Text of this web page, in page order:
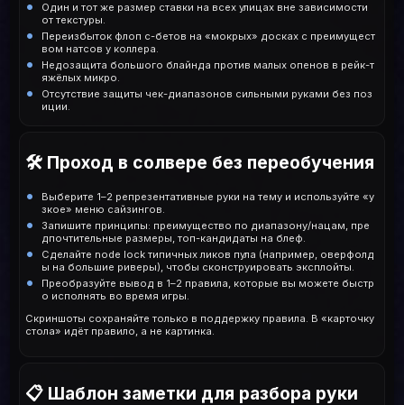
Один и тот же размер ставки на всех улицах вне зависимости
от текстуры.
Переизбыток флоп c-бетов на «мокрых» досках с преимущест
вом натсов у коллера.
Недозащита большого блайнда против малых опенов в рейк-т
яжёлых микро.
Отсутствие защиты чек-диапазонов сильными руками без поз
иции.
🛠️ Проход в солвере без переобучения
Выберите 1–2 репрезентативные руки на тему и используйте «у
зкое» меню сайзингов.
Запишите принципы: преимущество по диапазону/нацам, пре
дпочтительные размеры, топ-кандидаты на блеф.
Сделайте node lock типичных ликов пула (например, оверфолд
ы на большие риверы), чтобы сконструировать эксплойты.
Преобразуйте вывод в 1–2 правила, которые вы можете быстр
о исполнять во время игры.
Скриншоты сохраняйте только в поддержку правила. В «карточку
стола» идёт правило, а не картинка.
📋 Шаблон заметки для разбора руки